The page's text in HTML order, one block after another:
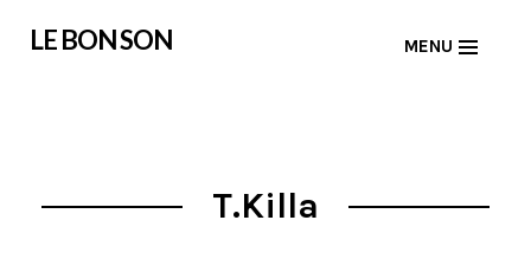
LE BON SON MENU
T.Killa